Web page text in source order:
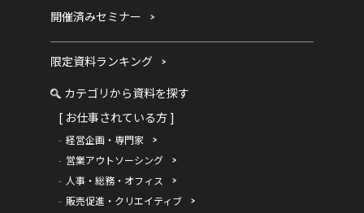
開催済みセミナー
限定資料ランキング
カテゴリから資料を探す
[ お仕事されている方 ]
経営企画・専門家
営業アウトソーシング
人事・総務・オフィス
販売促進・クリエイティブ